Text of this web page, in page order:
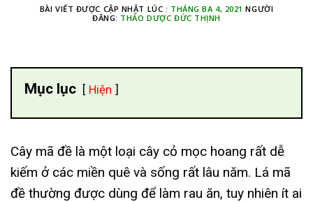
BÀI VIẾT ĐƯỢC CẬP NHẬT LÚC : THÁNG BA 4, 2021 NGƯỜI
ĐĂNG: THẢO DƯỢC ĐỨC THỊNH
Mục lục Hiện
Cây mã đề là một loại cây cỏ mọc hoang rất dễ
kiếm ở các miền quê và sống rất lâu năm. Lá mã
đề thường được dùng để làm rau ăn, tuy nhiên ít ai